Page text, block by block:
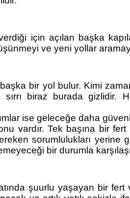
için açılan başka
ve yeni yollar
bir yol bulur. Kimi
biraz burada gizlidir.
ise geleceğe daha
vardır. Tek başına bir
sorumlulukları
bir durumla
şuurlu yaşayan bir